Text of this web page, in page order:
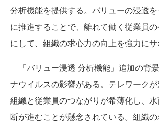
分析機能を提供する。バリューの浸透
に推進することで、離れて働く従業員
にして、組織の求心力の向上を強力にサ
「バリュー浸透 分析機能」追加の背
ナウイルスの影響がある。テレワーク
組織と従業員のつながりが希薄化し、
断が進むことが懸念されている。組織